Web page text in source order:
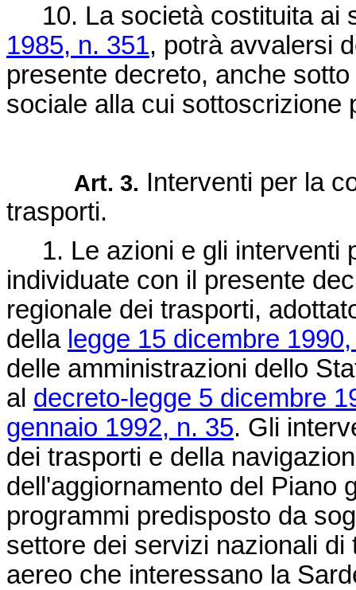
10. La società costituita ai
1985, n. 351, potrà avvalersi
presente decreto, anche
sociale alla cui sottoscrizione
Art. 3. Interventi per la
trasporti.
1. Le azioni e gli interventi
individuate con il presente
regionale dei trasporti,
della legge 15 dicembre
delle amministrazioni dello
al decreto-legge 5 dicembre
gennaio 1992, n. 35. Gli
dei trasporti e della
dell'aggiornamento del Piano
programmi predisposto da
settore dei servizi nazionali
aereo che interessano la